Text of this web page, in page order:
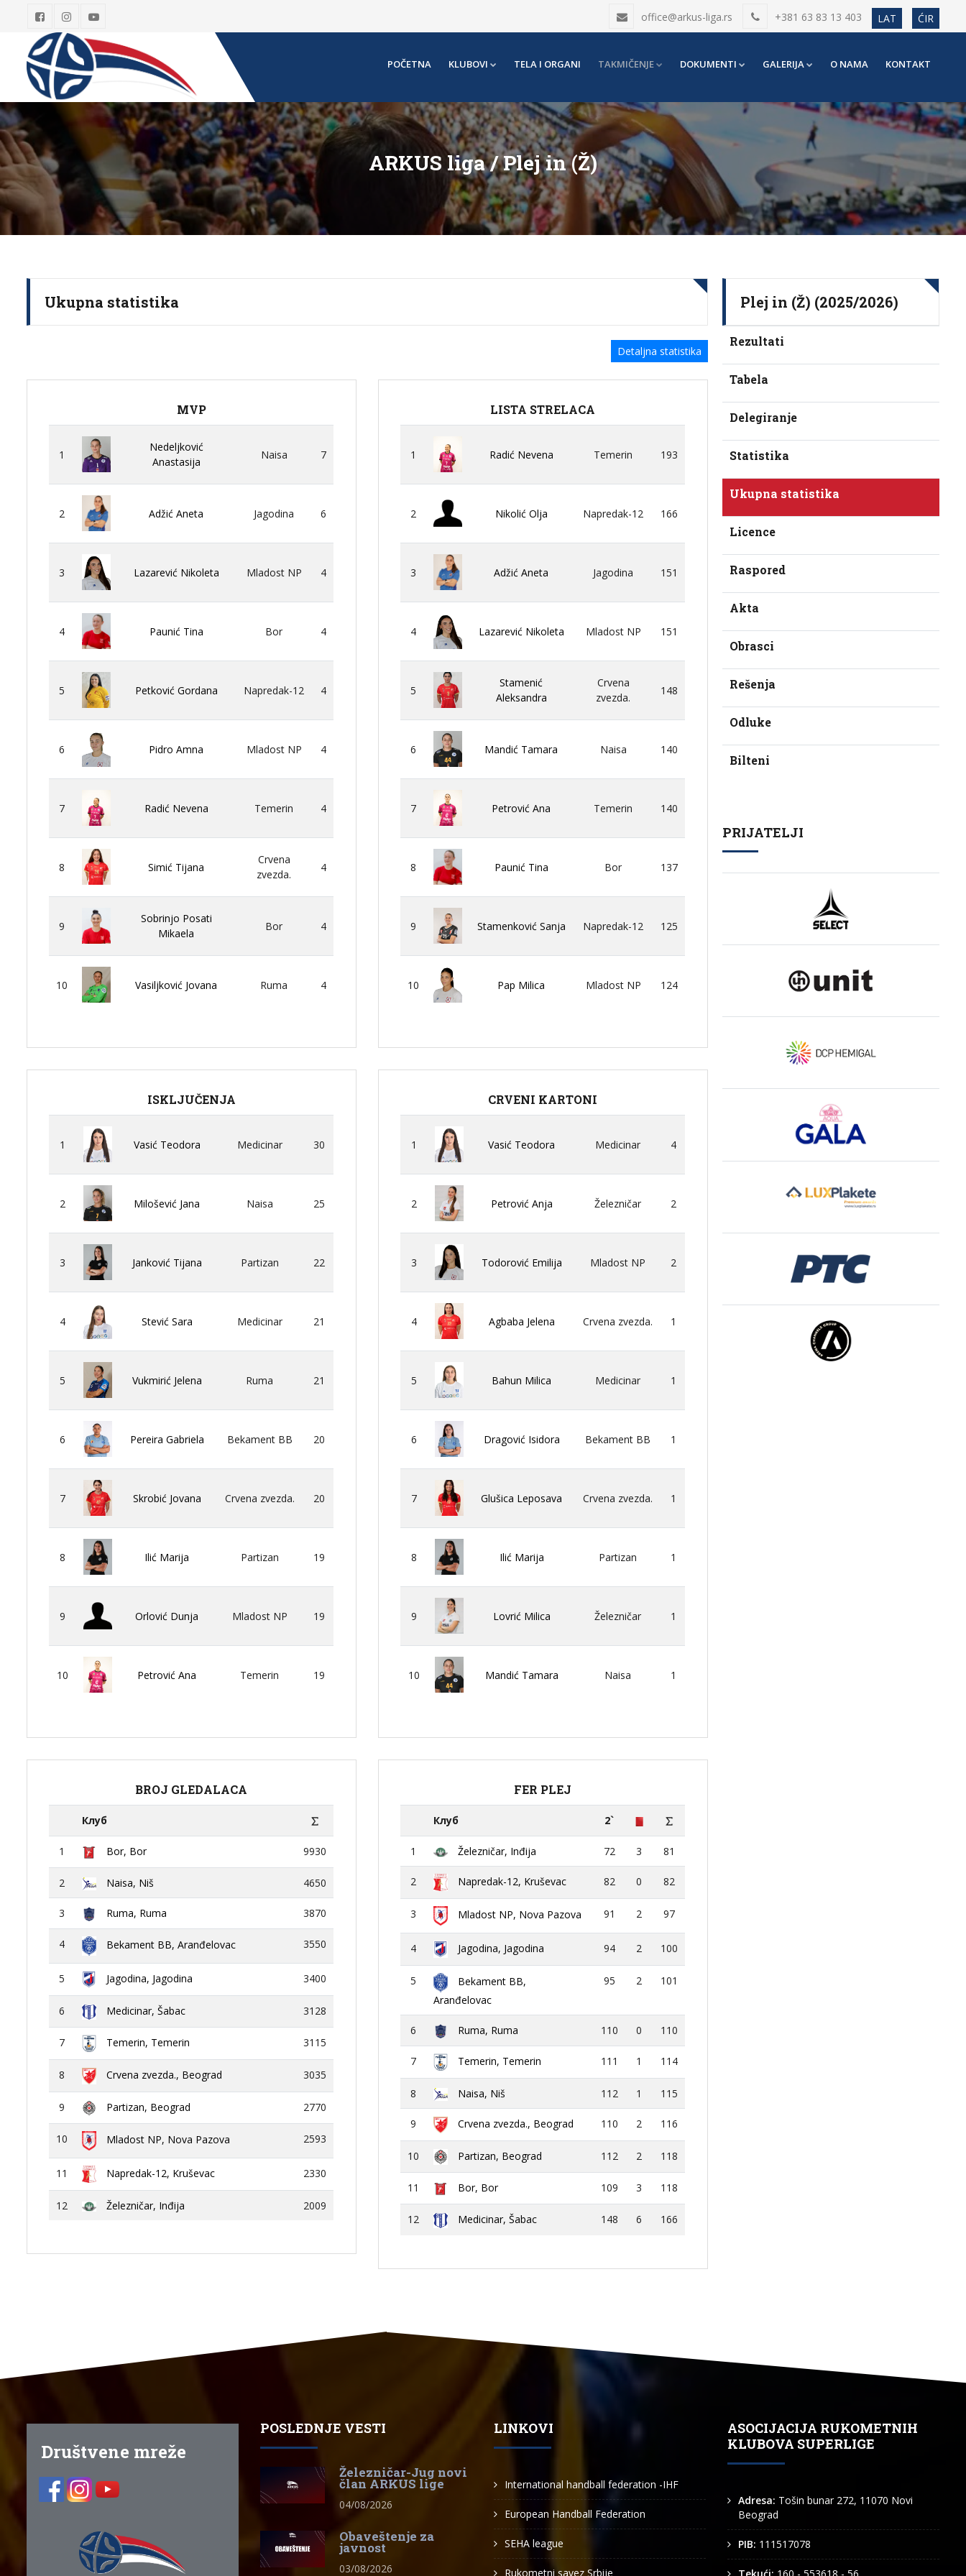
office@arkus-liga.rs +381 63 83 13 403 LAT ĆIR
POČETNA KLUBOVI TELA I ORGANI TAKMIČENJE DOKUMENTI GALERIJA O NAMA KONTAKT
ARKUS liga / Plej in (Ž)
Ukupna statistika
Detaljna statistika
MVP
1
Nedeljković
Anastasija
Naisa 7
2 Adžić Aneta Jagodina 6
3 Lazarević Nikoleta Mladost NP 4
4 Paunić Tina Bor 4
5 Petković Gordana Napredak-12 4
6 Pidro Amna Mladost NP 4
7 Radić Nevena Temerin 4
8 Simić Tijana
Crvena
zvezda.
4
9
Sobrinjo Posati
Mikaela
Bor 4
10 Vasiljković Jovana Ruma 4
LISTA STRELACA
1 Radić Nevena Temerin 193
2 Nikolić Olja Napredak-12 166
3 Adžić Aneta Jagodina 151
4 Lazarević Nikoleta Mladost NP 151
5
Stamenić
Aleksandra
Crvena
zvezda.
148
6 Mandić Tamara Naisa 140
7 Petrović Ana Temerin 140
8 Paunić Tina Bor 137
9 Stamenković Sanja Napredak-12 125
10 Pap Milica Mladost NP 124
ISKLJUČENJA
1 Vasić Teodora Medicinar 30
2 Milošević Jana Naisa 25
3 Janković Tijana Partizan 22
4 Stević Sara Medicinar 21
5 Vukmirić Jelena Ruma 21
6 Pereira Gabriela Bekament BB 20
7 Skrobić Jovana Crvena zvezda. 20
8 Ilić Marija Partizan 19
9 Orlović Dunja Mladost NP 19
10 Petrović Ana Temerin 19
CRVENI KARTONI
1 Vasić Teodora Medicinar 4
2 Petrović Anja Železničar 2
3 Todorović Emilija Mladost NP 2
4 Agbaba Jelena Crvena zvezda. 1
5 Bahun Milica Medicinar 1
6 Dragović Isidora Bekament BB 1
7 Glušica Leposava Crvena zvezda. 1
8 Ilić Marija Partizan 1
9 Lovrić Milica Železničar 1
10 Mandić Tamara Naisa 1
BROJ GLEDALACA
Клуб
1 Bor, Bor 9930
2 Naisa, Niš 4650
3 Ruma, Ruma 3870
4 Bekament BB, Aranđelovac 3550
5 Jagodina, Jagodina 3400
6 Medicinar, Šabac 3128
7 Temerin, Temerin 3115
8 Crvena zvezda., Beograd 3035
9 Partizan, Beograd 2770
10 Mladost NP, Nova Pazova 2593
11 Napredak-12, Kruševac 2330
12 Železničar, Inđija 2009
FER PLEJ
Клуб 2`
1 Železničar, Inđija 72 3 81
2 Napredak-12, Kruševac 82 0 82
3 Mladost NP, Nova Pazova 91 2 97
4 Jagodina, Jagodina 94 2 100
5
Bekament BB,
Aranđelovac
95 2 101
6 Ruma, Ruma 110 0 110
7 Temerin, Temerin 111 1 114
8 Naisa, Niš 112 1 115
9 Crvena zvezda., Beograd 110 2 116
10 Partizan, Beograd 112 2 118
11 Bor, Bor 109 3 118
12 Medicinar, Šabac 148 6 166
Plej in (Ž) (2025/2026)
Rezultati
Tabela
Delegiranje
Statistika
Ukupna statistika
Licence
Raspored
Akta
Obrasci
Rešenja
Odluke
Bilteni
PRIJATELJI
Društvene mreže
POSLEDNJE VESTI
Železničar-Jug novi
član ARKUS lige
04/08/2026
Obaveštenje za
javnost
03/08/2026
LINKOVI
International handball federation -IHF
European Handball Federation
SEHA league
Rukometni savez Srbije
ASOCIJACIJA RUKOMETNIH
KLUBOVA SUPERLIGE
Adresa: Tošin bunar 272, 11070 Novi
Beograd
PIB: 111517078